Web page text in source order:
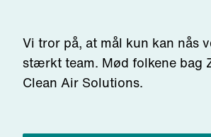
Vi tror på, at mål kun kan nås
stærkt team. Mød folkene bag
Clean Air Solutions.